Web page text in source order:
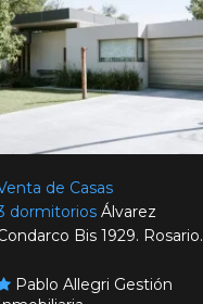
de Casas
dormitorios Álvarez
Bis 1929. Rosario.
Pablo Allegri Gestión